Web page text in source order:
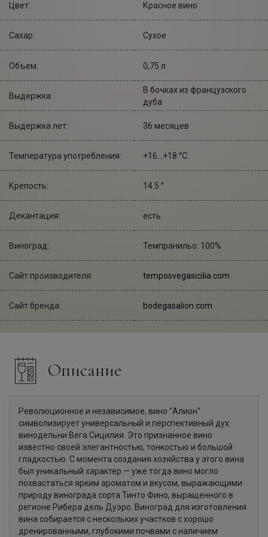
Цвет: Красное вино
Сахар: Сухое
Объем: 0,75 л
Выдержка:
В бочках из французского
дуба
Выдержка лет: 36 месяцев
Температура употребления: +16...+18 °С.
Крепость: 14.5 °
Декантация: есть
Виноград: Темпранильо: 100%
Сайт производителя: temposvegasicilia.com
Сайт бренда: bodegasalion.com
Описание
Революционное и независимое, вино "Алион"
символизирует универсальный и перспективный дух
винодельни Вега Сицилия. Это признанное вино
известно своей элегантностью, тонкостью и большой
гладкостью. С момента создания хозяйства у этого вина
был уникальный характер — уже тогда вино могло
похвастаться ярким ароматом и вкусом, выражающими
природу винограда сорта Тинто Фино, выращенного в
регионе Рибера дель Дуэро. Виноград для изготовления
вина собирается с нескольких участков с хорошо
дренированными, глубокими почвами с наличием